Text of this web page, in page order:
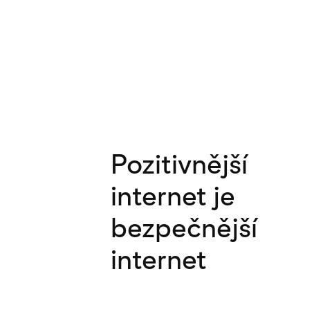
Pozitivnější
internet je
bezpečnější
internet